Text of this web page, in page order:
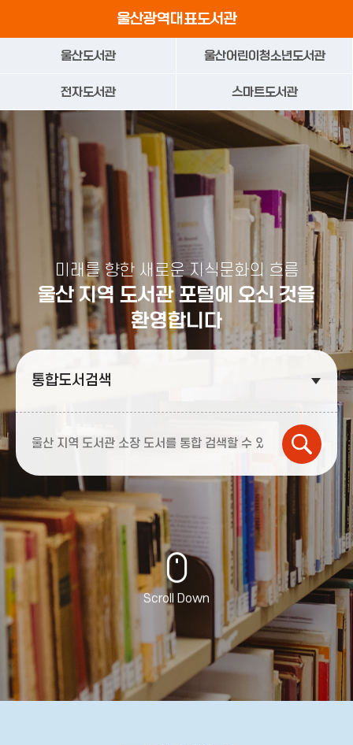
울산광역대표도서관
울산도서관 울산어린이청소년도서관
전자도서관 스마트도서관
미래를 향한 새로운 지식문화의 흐름
울산 지역 도서관 포털에 오신 것을
환영합니다
Scroll Down